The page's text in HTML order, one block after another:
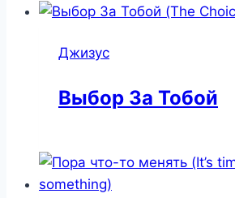
Джизус
Выбор За Тобой